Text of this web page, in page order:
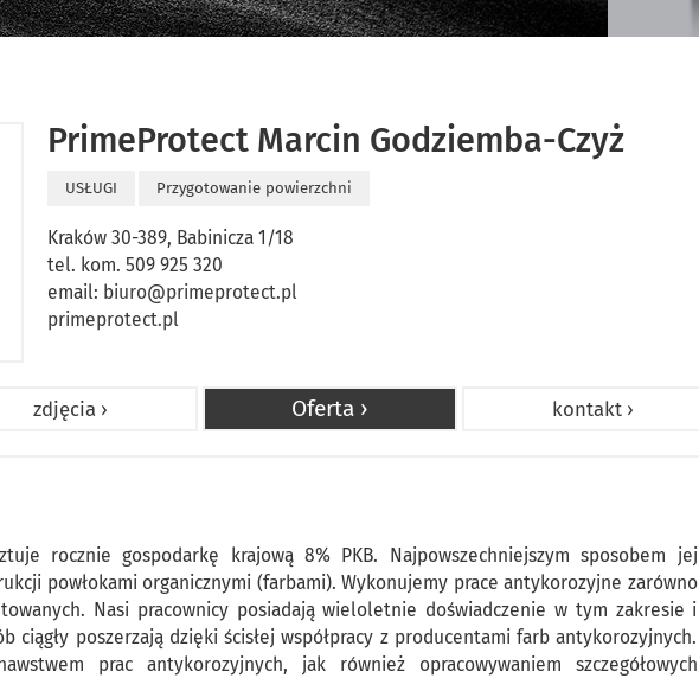
PrimeProtect Marcin Godziemba-Czyż
USŁUGI Przygotowanie powierzchni
Kraków 30-389, Babinicza 1/18
tel. kom. 509 925 320
email: biuro@primeprotect.pl
primeprotect.pl
zdjęcia › Oferta › kontakt ›
rocznie gospodarkę krajową 8% PKB. Najpowszechniejszym sposobem jej
powłokami organicznymi (farbami). Wykonujemy prace antykorozyjne zarówno
Nasi pracownicy posiadają wieloletnie doświadczenie w tym zakresie i
ciągły poszerzają dzięki ścisłej współpracy z producentami farb antykorozyjnych.
prac antykorozyjnych, jak również opracowywaniem szczegółowych